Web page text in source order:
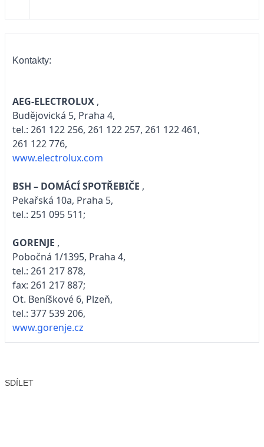
Kontakty:
AEG-ELECTROLUX ,
Budějovická 5, Praha 4,
tel.: 261 122 256, 261 122 257, 261 122 461,
261 122 776,
www.electrolux.com
BSH – DOMÁCÍ SPOTŘEBIČE ,
Pekařská 10a, Praha 5,
tel.: 251 095 511;
GORENJE ,
Pobočná 1/1395, Praha 4,
tel.: 261 217 878,
fax: 261 217 887;
Ot. Beníškové 6, Plzeň,
tel.: 377 539 206,
www.gorenje.cz
SDÍLET